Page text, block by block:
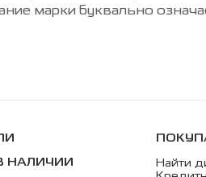
марки буквально
НАЛИЧИИ
Найти